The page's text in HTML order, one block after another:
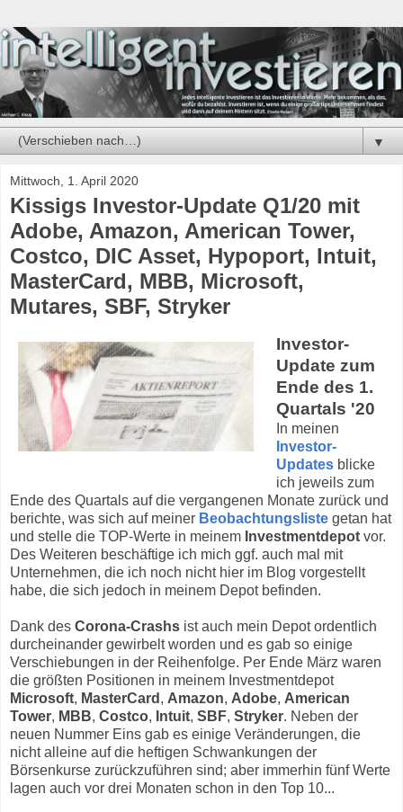
▼
Mittwoch, 1. April 2020
Kissigs Investor-Update Q1/20 mit
Adobe, Amazon, American Tower,
Costco, DIC Asset, Hypoport, Intuit,
MasterCard, MBB, Microsoft,
Mutares, SBF, Stryker
Investor-
Update zum
Ende des 1.
Quartals '20
In meinen
Investor-
Updatesblicke
ich jeweils zum
Ende des Quartals auf die vergangenen Monate zurück und
berichte, was sich auf meiner Beobachtungsliste getan hat
und stelle die TOP-Werte in meinem Investmentdepot vor.
Des Weiteren beschäftige ich mich ggf. auch mal mit
Unternehmen, die ich noch nicht hier im Blog vorgestellt
habe, die sich jedoch in meinem Depot befinden.
Dank des Corona-Crashs ist auch mein Depot ordentlich
durcheinander gewirbelt worden und es gab so einige
Verschiebungen in der Reihenfolge. Per Ende März waren
die größten Positionen in meinem Investmentdepot
Microsoft, MasterCard , Amazon, Adobe, American
Tower, MBB, Costco, Intuit, SBF, Stryker. Neben der
neuen Nummer Eins gab es einige Veränderungen, die
nicht alleine auf die heftigen Schwankungen der
Börsenkurse zurückzuführen sind; aber immerhin fünf Werte
lagen auch vor drei Monaten schon in den Top 10...